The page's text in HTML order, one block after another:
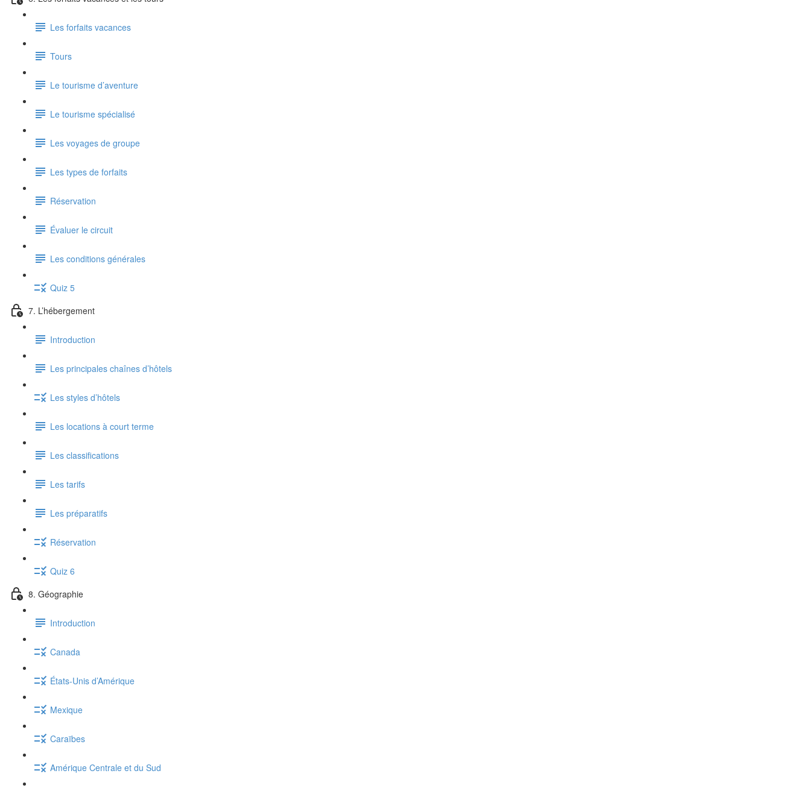
Les forfaits vacances
Tours
Le tourisme d’aventure
Le tourisme spécialisé
Les voyages de groupe
Les types de forfaits
Réservation
Évaluer le circuit
Les conditions générales
Quiz 5
7. L’hébergement
Introduction
Les principales chaînes d’hôtels
Les styles d’hôtels
Les locations à court terme
Les classifications
Les tarifs
Les préparatifs
Réservation
Quiz 6
8. Géographie
Introduction
Canada
États-Unis d’Amérique
Mexique
Caraïbes
Amérique Centrale et du Sud